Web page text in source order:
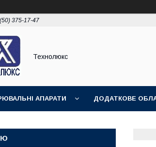
375-17-47
Технолюкс
АПАРАТИ ДОДАТКОВЕ